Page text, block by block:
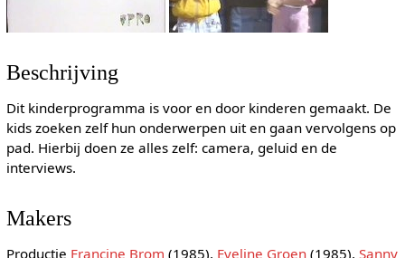
Beschrijving
Dit kinderprogramma is voor en door kinderen gemaakt. De
kids zoeken zelf hun onderwerpen uit en gaan vervolgens op
pad. Hierbij doen ze alles zelf: camera, geluid en de
interviews.
Makers
Productie Francine Brom (1985), Eveline Groen(1985), Sanny